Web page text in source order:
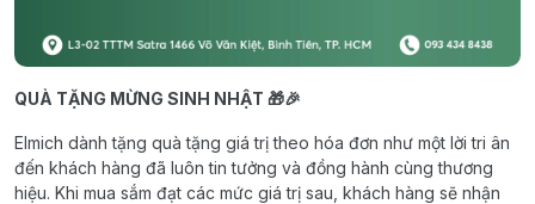
QUÀ TẶNG MỪNG SINH NHẬT 🎁🎉
Elmich dành tặng quà tặng giá trị theo hóa đơn như một lời tri ân
đến khách hàng đã luôn tin tưởng và đồng hành cùng thương
hiệu. Khi mua sắm đạt các mức giá trị sau, khách hàng sẽ nhận